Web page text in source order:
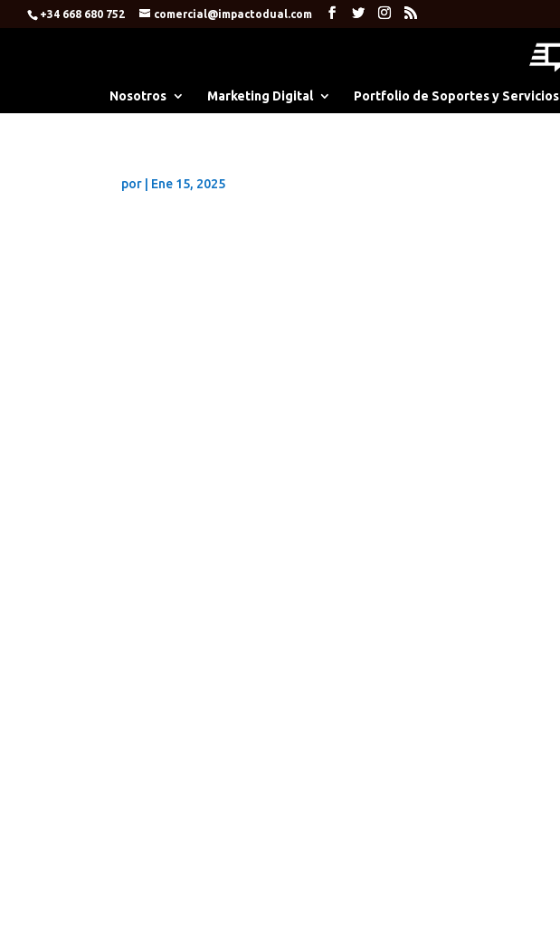
+34 668 680 752 comercial@impactodual.com
Nosotros Marketing Digital Portfolio de Soportes y Servicios
por Ene 15, 2025